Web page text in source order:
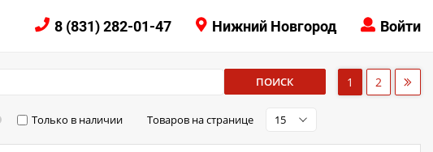
КОНТАКТЫ
8 (831) 282-01-47 Нижний Новгород Войти
ПОИСК 1 2
Только в наличии Товаров на странице 15